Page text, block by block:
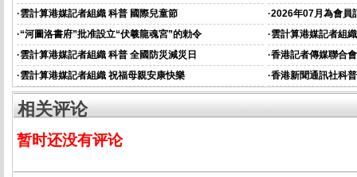
·雲計算港媒記者組織 科普 國際兒童節 ·2026年07月為會員
通知
·“河圖洛書府”批准設立“伏羲龍魂宮”的勅令 ·雲計算港媒記者組
·雲計算港媒記者組織 科普 全國防災減災日 ·香港記者傳媒聯合
資的通知
·雲計算港媒記者組織 祝福母親安康快樂 ·香港新聞通訊社科
相关评论
暂时还没有评论